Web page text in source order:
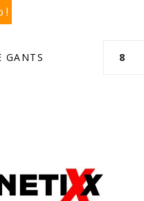
!
GANTS 8